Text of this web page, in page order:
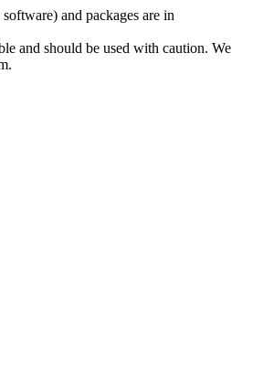
and packages are in
and should be used with caution. We